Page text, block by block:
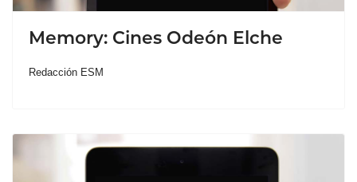
Memory: Cines Odeón Elche
Redacción ESM